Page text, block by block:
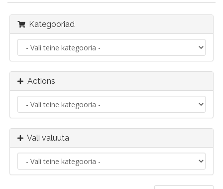
Kategooriad
Actions
Vali valuuta